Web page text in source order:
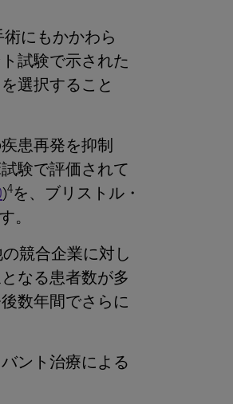
にもかかわら
試験で示された
選択すること
患再発を抑制
験で評価されて
)4を、ブリストル・
。
競合企業に対し
なる患者数が多
数年間でさらに
ント治療による